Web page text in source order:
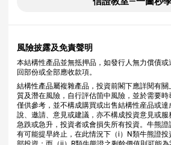
風險披露及免責聲明
本結構性產品並無抵押品，如發行人無力償債
回部份或全部應收款項。
結構性產品屬複雜產品，投資前閣下應詳閱有
質及潛在風險，自行評估箇中風險，並於需要
僅供參考，並不構成購買或出售結構性産品或
說、邀請、意見或建議，亦不構成投資意見或
急跌或急升，投資者或會損失所有投資。牛熊
有可能提早終止，在此情況下（i）N類牛熊證